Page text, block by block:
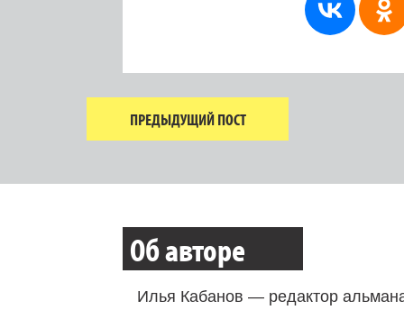
ПРЕДЫДУЩИЙ ПОСТ
Об авторе
Илья Кабанов — редактор